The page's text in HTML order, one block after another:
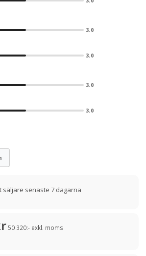
3.0
3.0
3.0
3.0
säljare senaste 7 dagarna
50 320:- exkl. moms